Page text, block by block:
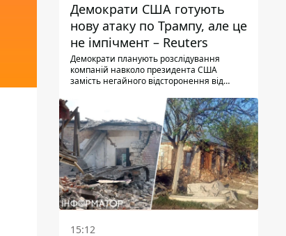
Демократи США готують
нову атаку по Трампу, але це
не імпічмент – Reuters
Демократи планують розслідування
компаній навколо президента США
замість негайного відсторонення від
15:12